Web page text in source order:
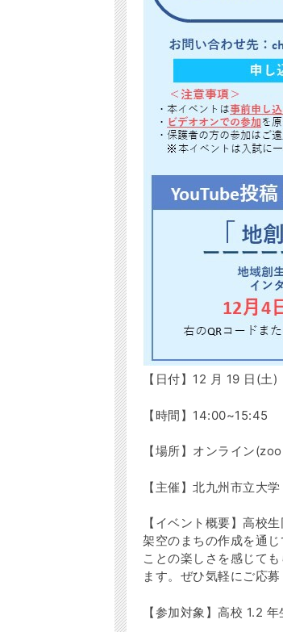
【日付】12 月 19 日(土)
【時間】14:00~15:45
【場所】オンライン
【主催】北九州市立大
【イベント概要】高校
架空のまちの作成を通
ことの楽しさを感じて
ます。ぜひ気軽にご応
【参加対象】高校 1.2 年